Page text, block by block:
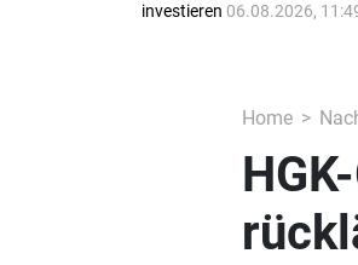
investieren 06.08.2026,
Home